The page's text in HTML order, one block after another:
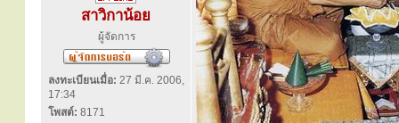
สาวิกาน้อย
ผู้จัดการ
ลงทะเบียนเมื่อ: 27 มี.ค. 2006,
17:34
โพสต์: 8171